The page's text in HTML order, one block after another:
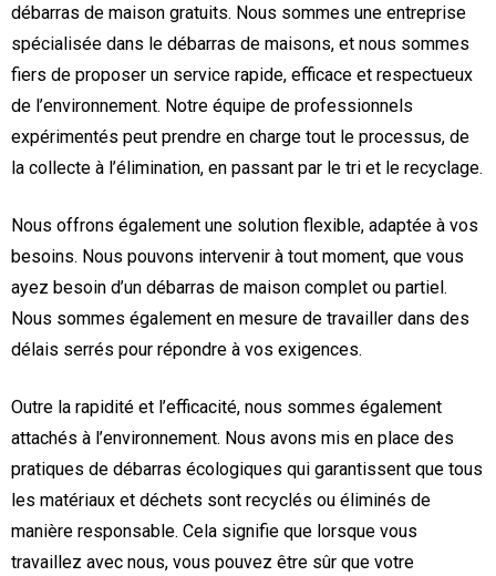
débarras de maison gratuits. Nous sommes une entreprise
spécialisée dans le débarras de maisons, et nous sommes
fiers de proposer un service rapide, efficace et respectueux
de l’environnement. Notre équipe de professionnels
expérimentés peut prendre en charge tout le processus, de
la collecte à l’élimination, en passant par le tri et le recyclage.
Nous offrons également une solution flexible, adaptée à vos
besoins. Nous pouvons intervenir à tout moment, que vous
ayez besoin d’un débarras de maison complet ou partiel.
Nous sommes également en mesure de travailler dans des
délais serrés pour répondre à vos exigences.
Outre la rapidité et l’efficacité, nous sommes également
attachés à l’environnement. Nous avons mis en place des
pratiques de débarras écologiques qui garantissent que tous
les matériaux et déchets sont recyclés ou éliminés de
manière responsable. Cela signifie que lorsque vous
travaillez avec nous, vous pouvez être sûr que votre